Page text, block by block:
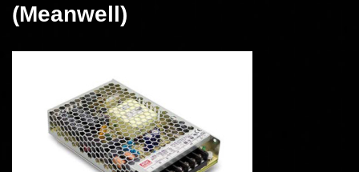
(Meanwell)